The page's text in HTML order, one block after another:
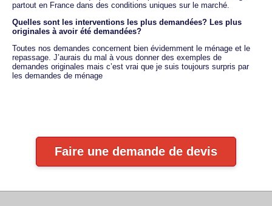
partout en France dans des conditions uniques sur le marché.
Quelles sont les interventions les plus demandées? Les plus
originales à avoir été demandées?
Toutes nos demandes concernent bien évidemment le ménage et le
repassage. J’aurais du mal à vous donner des exemples de
demandes originales mais c’est vrai que je suis toujours surpris par
les demandes de ménage
Faire une demande de devis